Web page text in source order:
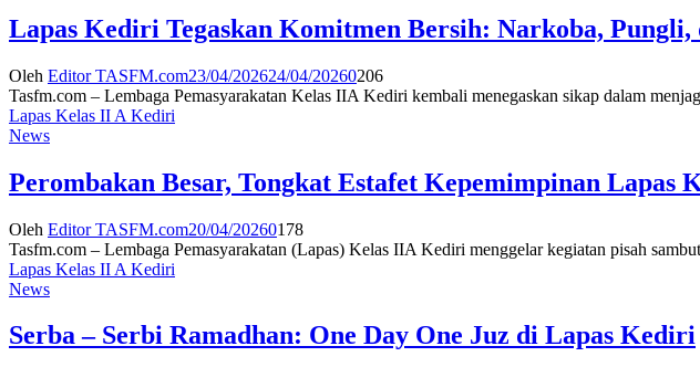
Lapas Kediri Tegaskan Komitmen Bersih: Narkoba,
Oleh Editor TASFM.com23/04/202624/04/20260206
Tasfm.com – Lembaga Pemasyarakatan Kelas IIA Kediri kembali menegaskan sikap dalam
Lapas Kelas II A Kediri
News
Perombakan Besar, Tongkat Estafet Kepemimpinan Lapas
Oleh Editor TASFM.com20/04/20260178
Tasfm.com – Lembaga Pemasyarakatan (Lapas) Kelas IIA Kediri menggelar kegiatan pisah
Lapas Kelas II A Kediri
News
Serba – Serbi Ramadhan: One Day One Juz di Lapas Kediri